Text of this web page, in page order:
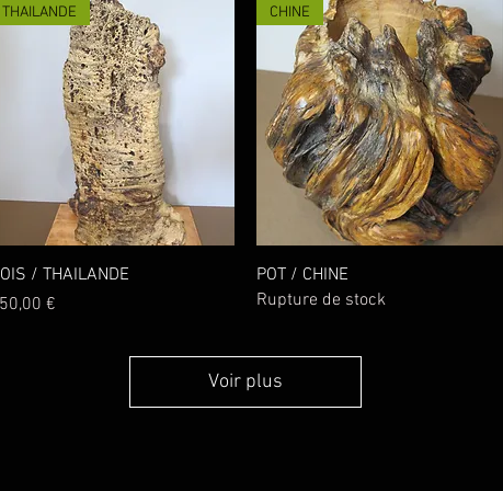
Aperçu rapide
THAILANDE
/ THAILANDE
€
Aperçu rapide
CHINE
POT / CHINE
Rupture de stock
Voir plus